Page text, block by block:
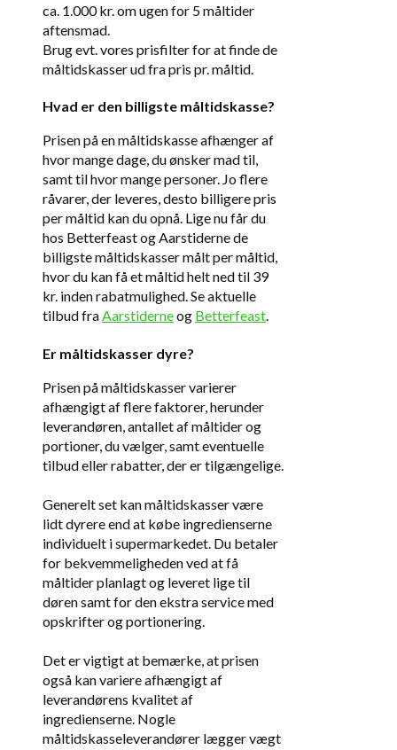
ca. 1.000 kr. om ugen for 5 måltider
aftensmad.
Brug evt. vores prisfilter for at finde de
måltidskasser ud fra pris pr. måltid.
Hvad er den billigste måltidskasse?
Prisen på en måltidskasse afhænger af
hvor mange dage, du ønsker mad til,
samt til hvor mange personer. Jo flere
råvarer, der leveres, desto billigere pris
per måltid kan du opnå. Lige nu får du
hos Betterfeast og Aarstiderne de
billigste måltidskasser målt per måltid,
hvor du kan få et måltid helt ned til 39
kr. inden rabatmulighed. Se aktuelle
tilbud fraAarstiderneog Betterfeast.
Er måltidskasser dyre?
Prisen på måltidskasser varierer
afhængigt af flere faktorer, herunder
leverandøren, antallet af måltider og
portioner, du vælger, samt eventuelle
tilbud eller rabatter, der er tilgængelige.
Generelt set kan måltidskasser være
lidt dyrere end at købe ingredienserne
individuelt i supermarkedet. Du betaler
for bekvemmeligheden ved at få
måltider planlagt og leveret lige til
døren samt for den ekstra service med
opskrifter og portionering.
Det er vigtigt at bemærke, at prisen
også kan variere afhængigt af
leverandørens kvalitet af
ingredienserne. Nogle
måltidskasseleverandører lægger vægt